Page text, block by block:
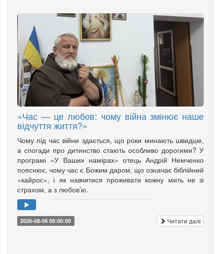
«Час — це любов: чому війна змінює наше
відчуття життя?»
Чому під час війни здається, що роки минають швидше,
а спогади про дитинство стають особливо дорогими? У
програмі «У Ваших намірах» отець Андрій Немченко
пояснює, чому час є Божим даром, що означає біблійний
«кайрос», і як навчитися проживати кожну мить не зі
страхом, а з любов’ю.
2026-08-06 00:00:00 Читати далі